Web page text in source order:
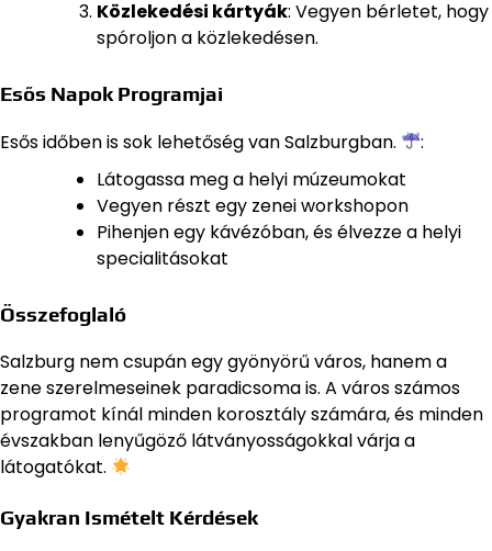
Közlekedési kártyák: Vegyen bérletet, hogy
spóroljon a közlekedésen.
Esős Napok Programjai
Esős időben is sok lehetőség van Salzburgban.
:
Látogassa meg a helyi múzeumokat
Vegyen részt egy zenei workshopon
Pihenjen egy kávézóban, és élvezze a helyi
specialitásokat
Összefoglaló
Salzburg nem csupán egy gyönyörű város, hanem a
zene szerelmeseinek paradicsoma is. A város számos
programot kínál minden korosztály számára, és minden
évszakban lenyűgöző látványosságokkal várja a
látogatókat.
Gyakran Ismételt Kérdések